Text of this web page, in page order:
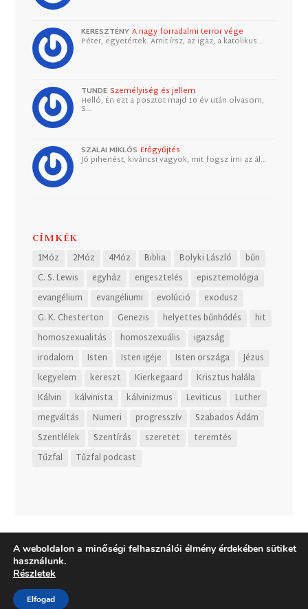
KERESZTÉNY A nagy forradalmi terror vége
Péter, egyetértek. Amit írsz, az igaz, a katolikus…
TUNDE Személyiség és jellem
Helló, Én ezt a posztot majd 10 év után olvasom,
S…
SZALAI MIKLÓS Erőgyűjtés
Jó pihenést, kiváncsi vagyok, mit fogsz írni az ál…
CÍMKÉK
1Móz 2Móz 4Móz Biblia Bolyki László
bűn
C. S. Lewis
egyház engesztelés
episztemológia
evangélium
evangéliumi evolúció
exodusz
G. K. Chesterton
Genezis helyettes bűnhődés
hit
homoszexualitás
homoszexuális
igazság
irodalom
Isten Isten igéje Isten országa
Jézus
kegyelem
kereszt Kierkegaard
Krisztus halála
Kálvin
kálvinista kálvinizmus Leviticus
Luther
megváltás
Numeri progresszív
Szabados Ádám
Szentlélek
Szentírás szeretet
teremtés
Tűzfal
Tűzfal podcast
Dizájn:
A weboldalon a minőségi felhasználói élmény érdekében sütiket
használunk.
Részletek
Elfogad